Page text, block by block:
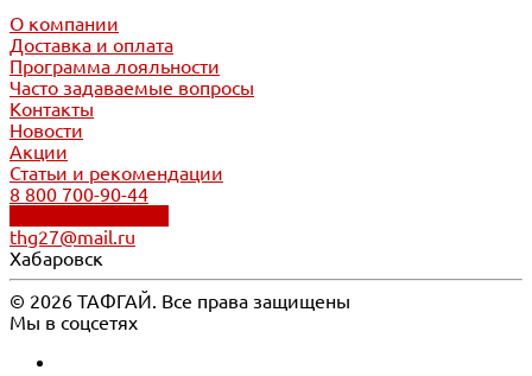
О компании
Доставка и оплата
Программа лояльности
Часто задаваемые вопросы
Контакты
Новости
Акции
Статьи и рекомендации
8 800 700-90-44
thg27@mail.ru
Хабаровск
© 2026 ТАФГАЙ. Все права защищены
Мы в соцсетях